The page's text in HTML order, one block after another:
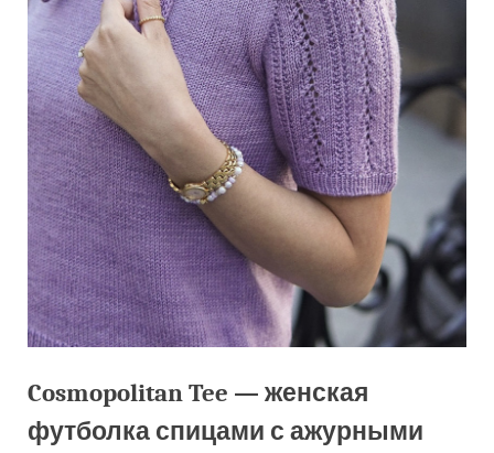
Cosmopolitan Tee — женская
футболка спицами с ажурными